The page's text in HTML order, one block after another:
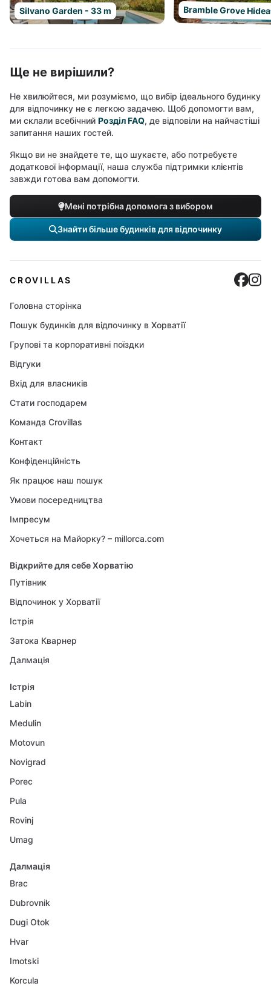
Silvano Garden - 33 m Bramble Grove
Ще не вирішили?
Не хвилюйтеся, ми розуміємо, що вибір ідеального будинку
для відпочинку не є легкою задачею. Щоб допомогти вам,
ми склали всебічний Розділ FAQ, де відповіли на найчастіші
запитання наших гостей.
Якщо ви не знайдете те, що шукаєте, або потребуєте
додаткової інформації, наша служба підтримки клієнтів
завжди готова вам допомогти.
Мені потрібна допомога з вибором
Знайти більше будинків для відпочинку
CROVILLAS
Головна сторінка
Пошук будинків для відпочинку в Хорватії
Групові та корпоративні поїздки
Відгуки
Вхід для власників
Стати господарем
Команда Crovillas
Контакт
Конфіденційність
Як працює наш пошук
Умови посередництва
Імпресум
Хочеться на Майорку? – millorca.com
Відкрийте для себе Хорватію
Путівник
Відпочинок у Хорватії
Істрія
Затока Кварнер
Далмація
Істрія
Labin
Medulin
Motovun
Novigrad
Porec
Pula
Rovinj
Umag
Далмація
Brac
Dubrovnik
Dugi Otok
Hvar
Imotski
Korcula